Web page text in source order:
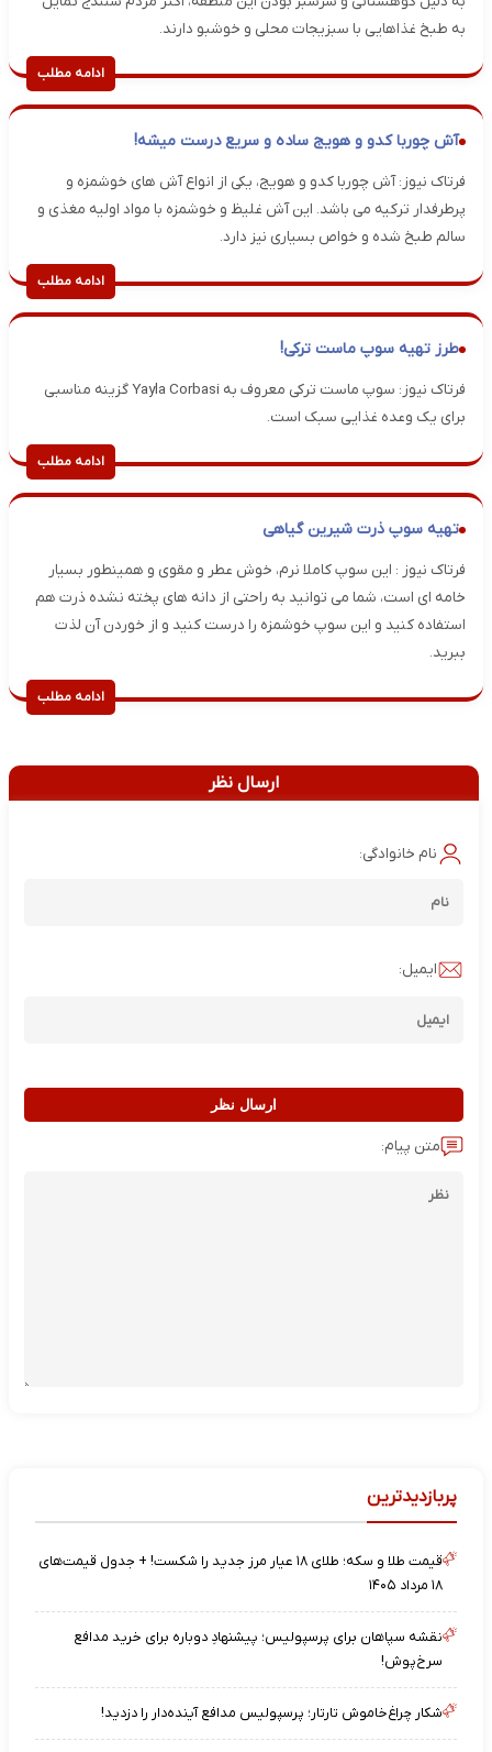
به طبخ غذاهایی با سبزیجات محلی و خوشبو دارند.
ادامه مطلب
آش چوربا کدو و هویج ساده و سریع درست میشه!
فرتاک نیوز: آش چوربا کدو و هویج، یکی از انواع آش های خوشمزه و
پرطرفدار ترکیه می باشد. این آش غلیظ و خوشمزه با مواد اولیه مغذی و
سالم طبخ شده و خواص بسیاری نیز دارد.
ادامه مطلب
طرز تهیه سوپ ماست ترکی!
فرتاک نیوز: سوپ ماست ترکی معروف به Yayla Corbasi گزینه مناسبی
برای یک وعده غذایی سبک است.
ادامه مطلب
تهیه سوپ ذرت شیرین گیاهی
فرتاک نیوز : این سوپ کاملا نرم، خوش عطر و مقوی و همینطور بسیار
خامه ای است، شما می توانید به راحتی از دانه های پخته نشده ذرت هم
استفاده کنید و این سوپ خوشمزه را درست کنید و از خوردن آن لذت
ببرید.
ادامه مطلب
ارسال نظر
نام خانوادگی:
ایمیل:
ارسال نظر
متن پیام:
پربازدیدترین
قیمت طلا و سکه؛ طلای ۱۸ عیار مرز جدید را شکست! + جدول قیمت‌های
۱۸ مرداد ۱۴۰۵
نقشه‌ سپاهان برای پرسپولیس؛ پیشنهادِ دوباره برای خرید مدافع
سرخ‌پوش!
شکار چراغ‌خاموش تارتار؛ پرسپولیس مدافع آینده‌دار را دزدید!